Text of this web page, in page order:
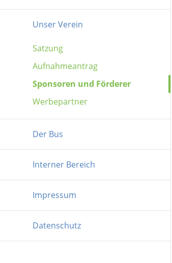
Unser Verein
Satzung
Aufnahmeantrag
Sponsoren und Förderer
Werbepartner
Der Bus
Interner Bereich
Impressum
Datenschutz